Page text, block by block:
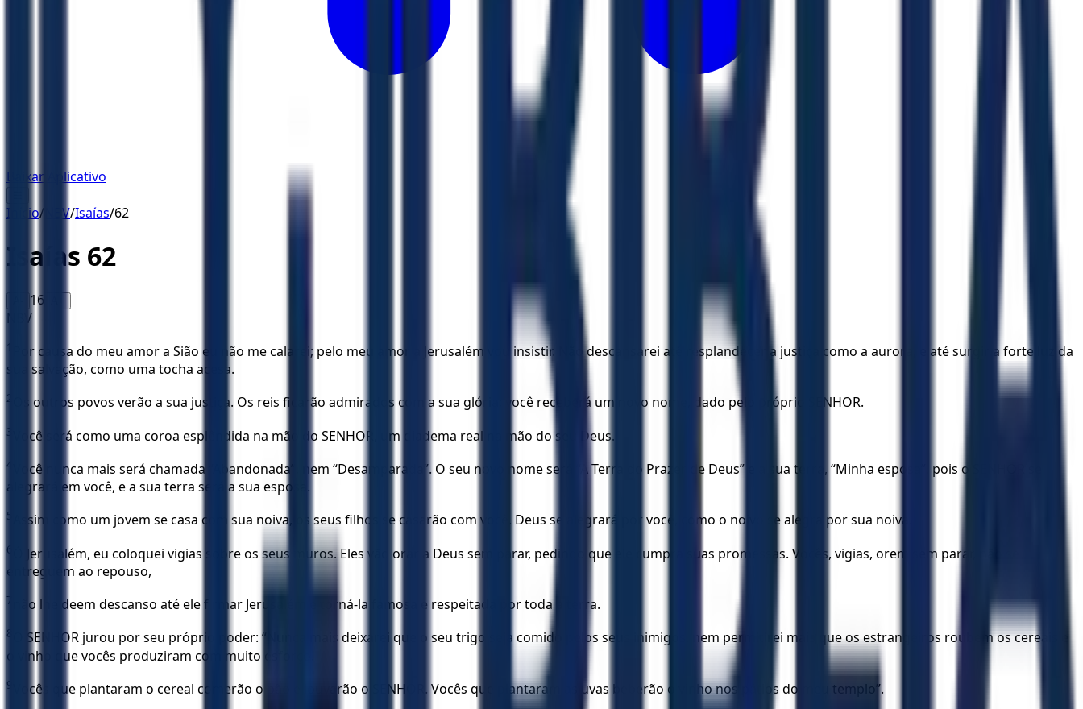
Baixar Aplicativo
Início/ NBV/Isaías/62
Isaías 62
16 A+
NBV
1
Por causa do meu amor a Sião eu não me calarei; pelo meu amor a Jerusalém vou insistir. Não descansarei até resplandecer a justiça como a aurora, e até surgir a forte luz da
sua salvação, como uma tocha acesa.
2 Os outros povos verão a sua justiça. Os reis ficarão admirados com a sua glória; você receberá um novo nome, dado pelo próprio SENHOR.
3 Você será como uma coroa esplêndida na mão do SENHOR, um diadema real na mão do seu Deus.
4
Você nunca mais será chamada “Abandonada”, nem “Desamparada”. O seu novo nome será “A Terra do Prazer de Deus” e a sua terra, “Minha esposa”, pois o SENHOR se
alegrará em você, e a sua terra será a sua esposa.
5 Assim como um jovem se casa com sua noiva, os seus filhos se casarão com você. Deus se alegrará por você, como o noivo se alegra por sua noiva.
6
Ó Jerusalém, eu coloquei vigias sobre os seus muros. Eles vão orar a Deus sem parar, pedindo que ele cumpra suas promessas. Vocês, vigias, orem sem parar, não se
entreguem ao repouso,
7 não lhe deem descanso até ele firmar Jerusalém e torná-la famosa e respeitada por toda a terra.
8
O SENHOR jurou por seu próprio poder: “Nunca mais deixarei que o seu trigo seja comido pelos seus inimigos, nem permitirei mais que os estrangeiros roubem os cereais e
o vinho que vocês produziram com muito esforço.
9 Vocês que plantaram o cereal comerão o pão e louvarão o SENHOR. Vocês que plantaram as uvas beberão o vinho nos pátios do meu templo”.